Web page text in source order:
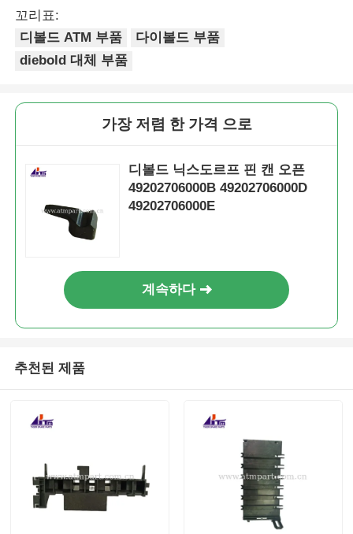
꼬리표:
디볼드 ATM 부품
다이볼드 부품
diebold 대체 부품
가장 저렴 한 가격 으로
디볼드 닉스도르프 핀 캔 오픈
49202706000B 49202706000D
49202706000E
계속하다
추천된 제품